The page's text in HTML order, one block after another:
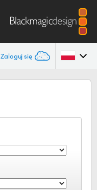
Zaloguj się